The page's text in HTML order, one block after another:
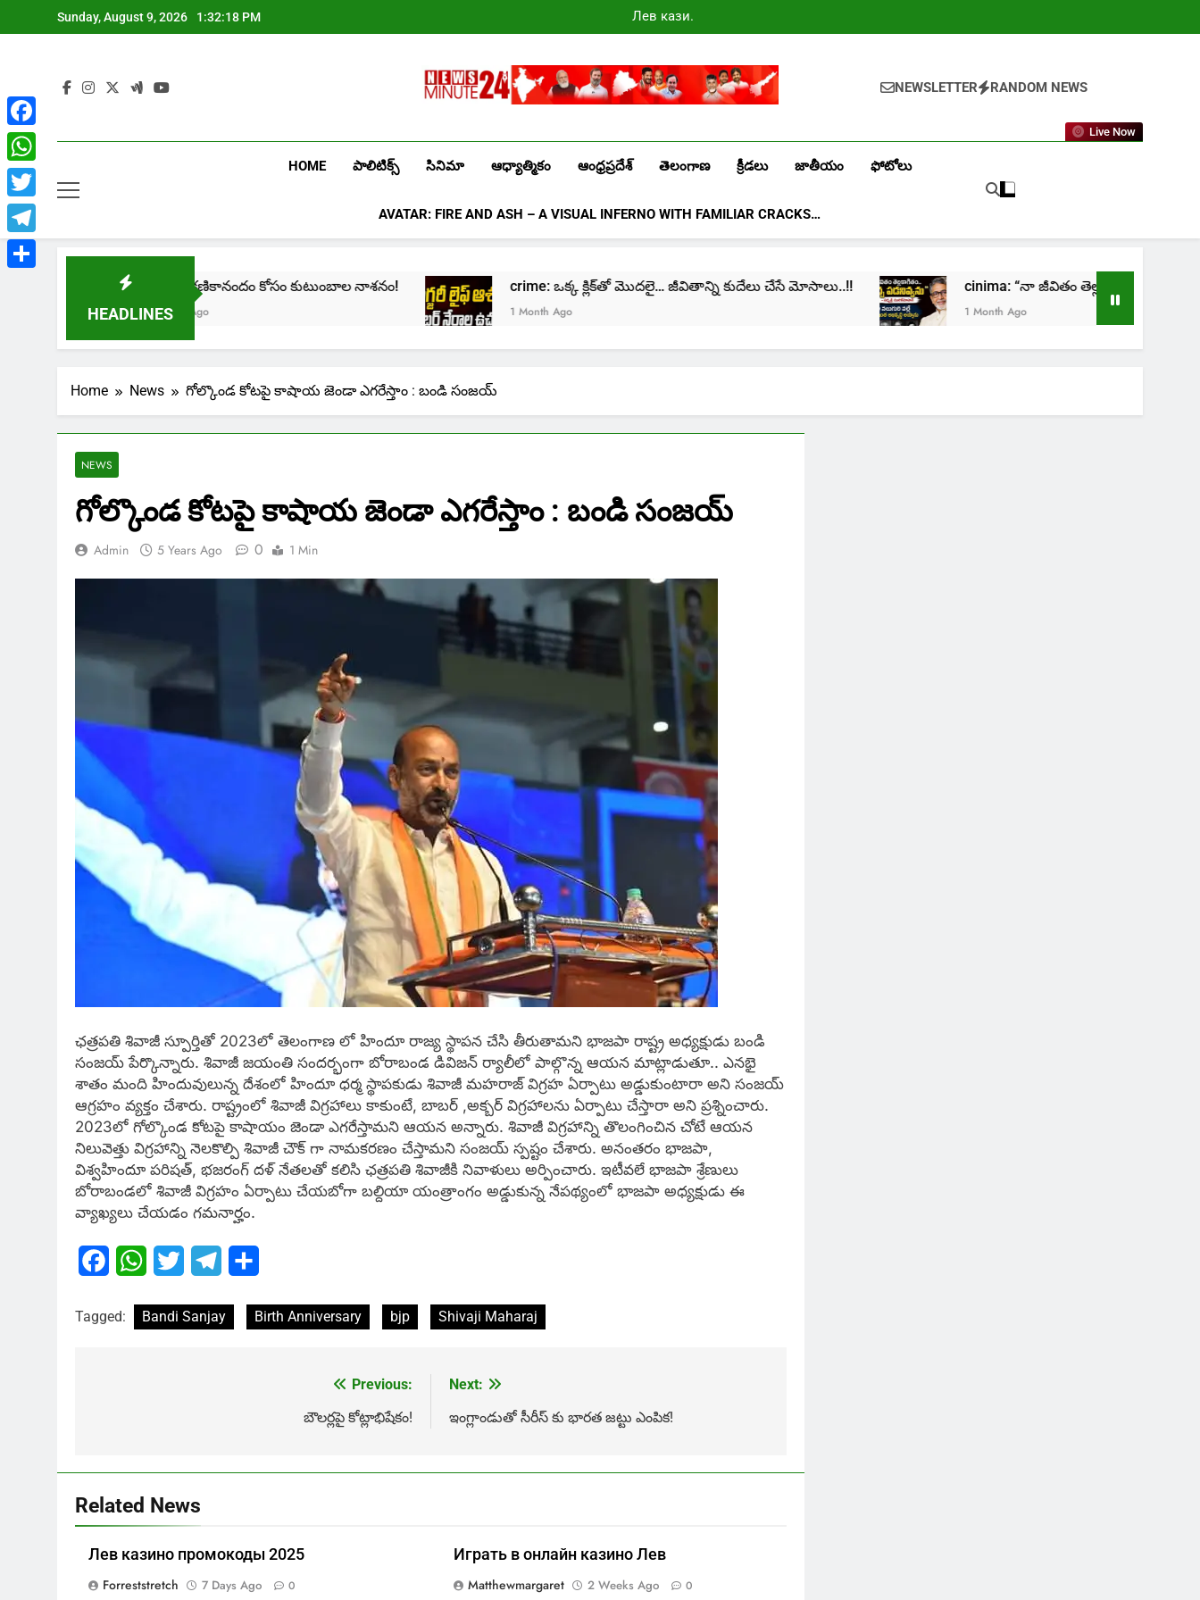
to
Sunday, August 9, 2026 1:32:19 PM
Лев казино
промокоды
Newsminute24
NEWSLETTER RANDOM NEWS
Live Now
HOME పాలిటిక్స్ సినిమా ఆధ్యాత్మికం ఆంధ్రప్రదేశ్ తెలంగాణ క్రీడలు జాతీయం ఫోటోలు
AVATAR: FIRE AND ASH – A VISUAL INFERNO WITH FAMILIAR CRACKS…
HEADLINES
crime: క్షణికానందం కోసం కుటుంబాల నాశనం!
1 Month Ago
crime: ఒక్క క్లిక్‌తో మొదలై… జీవితాన్ని కుదేలు చేసే మోసాలు..!!
1 Month Ago
cinima: “నా జీవితం తెల్లకాగితం.. మచ్చ
1 Month Ago
Home News గోల్కొండ కోటపై కాషాయ జెండా ఎగరేస్తాం : బండి సంజయ్
NEWS
గోల్కొండ కోటపై కాషాయ జెండా ఎగరేస్తాం : బండి సంజయ్
Admin 5 Years Ago 0 1 Min
ఛత్రపతి శివాజీ స్పూర్తితో 2023లో తెలంగాణ లో హిందూ రాజ్య స్థాపన చేసి తీరుతామని భాజపా రాష్ట్ర అధ్యక్షుడు బండి
సంజయ్ పేర్కొన్నారు. శివాజీ జయంతి సందర్భంగా బోరాబండ డివిజన్ ర్యాలీలో పాల్గొన్న ఆయన మాట్లాడుతూ.. ఎనభై
శాతం మంది హిందువులున్న దేశంలో హిందూ ధర్మ స్థాపకుడు శివాజీ మహరాజ్ విగ్రహ ఏర్పాటు అడ్డుకుంటారా అని సంజయ్
ఆగ్రహం వ్యక్తం చేశారు. రాష్ట్రంలో శివాజీ విగ్రహాలు కాకుంటే, బాబర్ ,అక్బర్ విగ్రహాలను ఏర్పాటు చేస్తారా అని ప్రశ్నించారు.
2023లో గోల్కొండ కోటపై కాషాయం జెండా ఎగరేస్తామని ఆయన అన్నారు. శివాజీ విగ్రహాన్ని తొలంగించిన చోటే ఆయన
నిలువెత్తు విగ్రహాన్ని నెలకొల్పి శివాజీ చౌక్ గా నామకరణం చేస్తామని సంజయ్ స్పష్టం చేశారు. అనంతరం భాజపా,
విశ్వహిందూ పరిషత్, భజరంగ్ దళ్ నేతలతో కలిసి ఛత్రపతి శివాజీకి నివాళులు అర్పించారు. ఇటీవలే భాజపా శ్రేణులు
బోరాబండలో శివాజీ విగ్రహం ఏర్పాటు చేయబోగా బల్దియా యంత్రాంగం అడ్డుకున్న నేపథ్యంలో భాజపా అధ్యక్షుడు ఈ
వ్యాఖ్యలు చేయడం గమనార్హం.
FacebookWhatsApp
Twitter Telegram
Tagged: Bandi Sanjay Birth Anniversary bjp Shivaji Maharaj
Previous:
బౌలర్లపై కోట్లాభిషేకం!
Next:
ఇంగ్లాండుతో సీరీస్ కు భారత జట్టు ఎంపిక!
Related News
Лев казино промокоды 2025
Forreststretch
7 Days Ago 0
Играть в онлайн казино Лев
Matthewmargaret
2 Weeks Ago 0
Facebook
WhatsApp
Twitter
Telegram